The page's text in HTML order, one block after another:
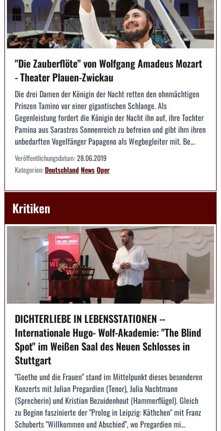
"Die Zauberflöte" von Wolfgang Amadeus Mozart
- Theater Plauen-Zwickau
Die drei Damen der Königin der Nacht retten den ohnmächtigen
Prinzen Tamino vor einer gigantischen Schlange. Als
Gegenleistung fordert die Königin der Nacht ihn auf, ihre Tochter
Pamina aus Sarastros Sonnenreich zu befreien und gibt ihm ihren
unbedarften Vogelfänger Papageno als Wegbegleiter mit. Be...
Veröffentlichungsdatum:28.06.2019
Kategorien:DeutschlandNewsOper
Kritiken
DICHTERLIEBE IN LEBENSSTATIONEN --
Internationale Hugo- Wolf-Akademie: "The Blind
Spot" im Weißen Saal des Neuen Schlosses in
Stuttgart
"Goethe und die Frauen" stand im Mittelpunkt dieses besonderen
Konzerts mit Julian Pregardien (Tenor), Julia Nachtmann
(Sprecherin) und Kristian Bezuidenhout (Hammerflügel). Gleich
zu Beginn faszinierte der "Prolog in Leipzig: Käthchen" mit Franz
Schuberts "Willkommen und Abschied", wo Pregardien mi...